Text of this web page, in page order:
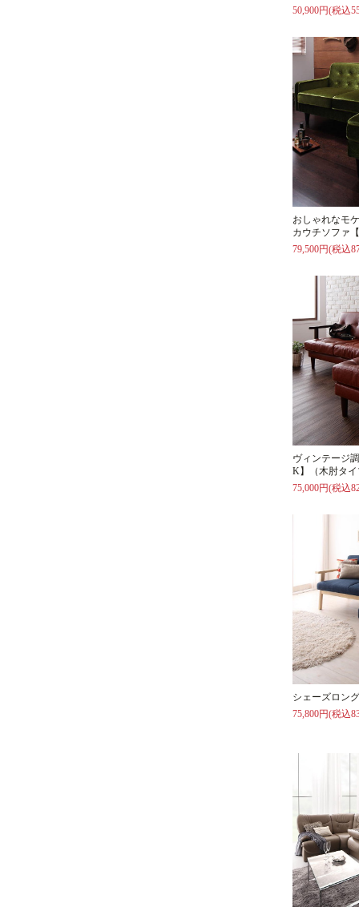
50,900円(税込
おしゃれなモ
カウチソファ
79,500円(税込
ヴィンテージ
K】（木肘タ
75,000円(税込
シェーズロン
75,800円(税込